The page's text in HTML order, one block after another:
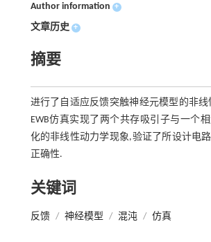
Author information +
文章历史 +
摘要
进行了自适应反馈突触神经元模型的非线
EWB仿真实现了两个共存吸引子与一个
化的非线性动力学现象,验证了所设计电
正确性.
关键词
反馈 / 神经模型 / 混沌 / 仿真